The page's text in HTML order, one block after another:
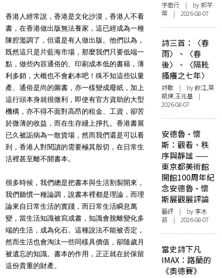
香港人經常說，香港是文化沙漠，香港人不看
書，在香港做出版無法養家，這已經成為一種
陳腔濫調了，但還是有人做出版。他們以為，
既然這只是片藍海市場，那麼我們只要低端一
點，做些內容通俗的、印刷成本低的書籍，薄
利多銷，大概也不會虧本吧！殊不知這些以量
產、通俗是尚的圖書，亦一樣變成廢紙，加上
這行頭本身就很微利，即使有官方資助的大型
機構，亦不得不面對高昂的租金、工資，卻苦
於微薄的收益，而在生存綫上掙扎。香港書展
已久被詬病為一散貨場，然而我們還是可以看
到，香港人對閱讀的需要極其殷切，在日常生
活裡甚至離不開書本。
很多時候，我們總是把書本與生活割裂開來，
我們聽慣一種論調，說書本裡都是理論，而理
論來自日常生活的實踐，而日常生活瞬息萬
變，當生活知識被寫成書，知識會脫離變化多
端的生活，成為化石。這種說法不能被否定，
然而生活也會淘汰一些同樣具價值，卻隨歲月
被遺忘的知識。書本的作用，正正就在於保留
這份貴重的財產。
字遊行 | by 郭芊
葉 | 2026-08-07
詩三首：〈春
雨〉、〈春
後〉、〈隔靴
搔癢之七年〉
詩歌 | by 飲江,莫
凱傑,王兆基 |
2026-08-07
安德魯·懷
斯：觀看、秩
序與靜謐 ——
東京都美術館
開館100周年紀
念安德魯·懷
斯展觀展評論
藝評 | by 李冰
苔 | 2026-08-07
當史詩下凡
IMAX：路蘭的
《奧德賽》